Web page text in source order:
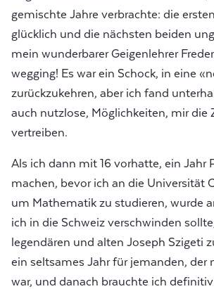
gemischte Jahre verbrachte: die
glücklich und die nächsten beiden
mein wunderbarer Geigenlehrer
wegging! Es war ein Schock, in eine
zurückzukehren, aber ich fand
auch nutzlose, Möglichkeiten, mir die
vertreiben.
Als ich dann mit 16 vorhatte, ein Jahr
machen, bevor ich an die Universität
um Mathematik zu studieren, wurde
ich in die Schweiz verschwinden
legendären und alten Joseph Szigeti
ein seltsames Jahr für jemanden, der
war, und danach brauchte ich